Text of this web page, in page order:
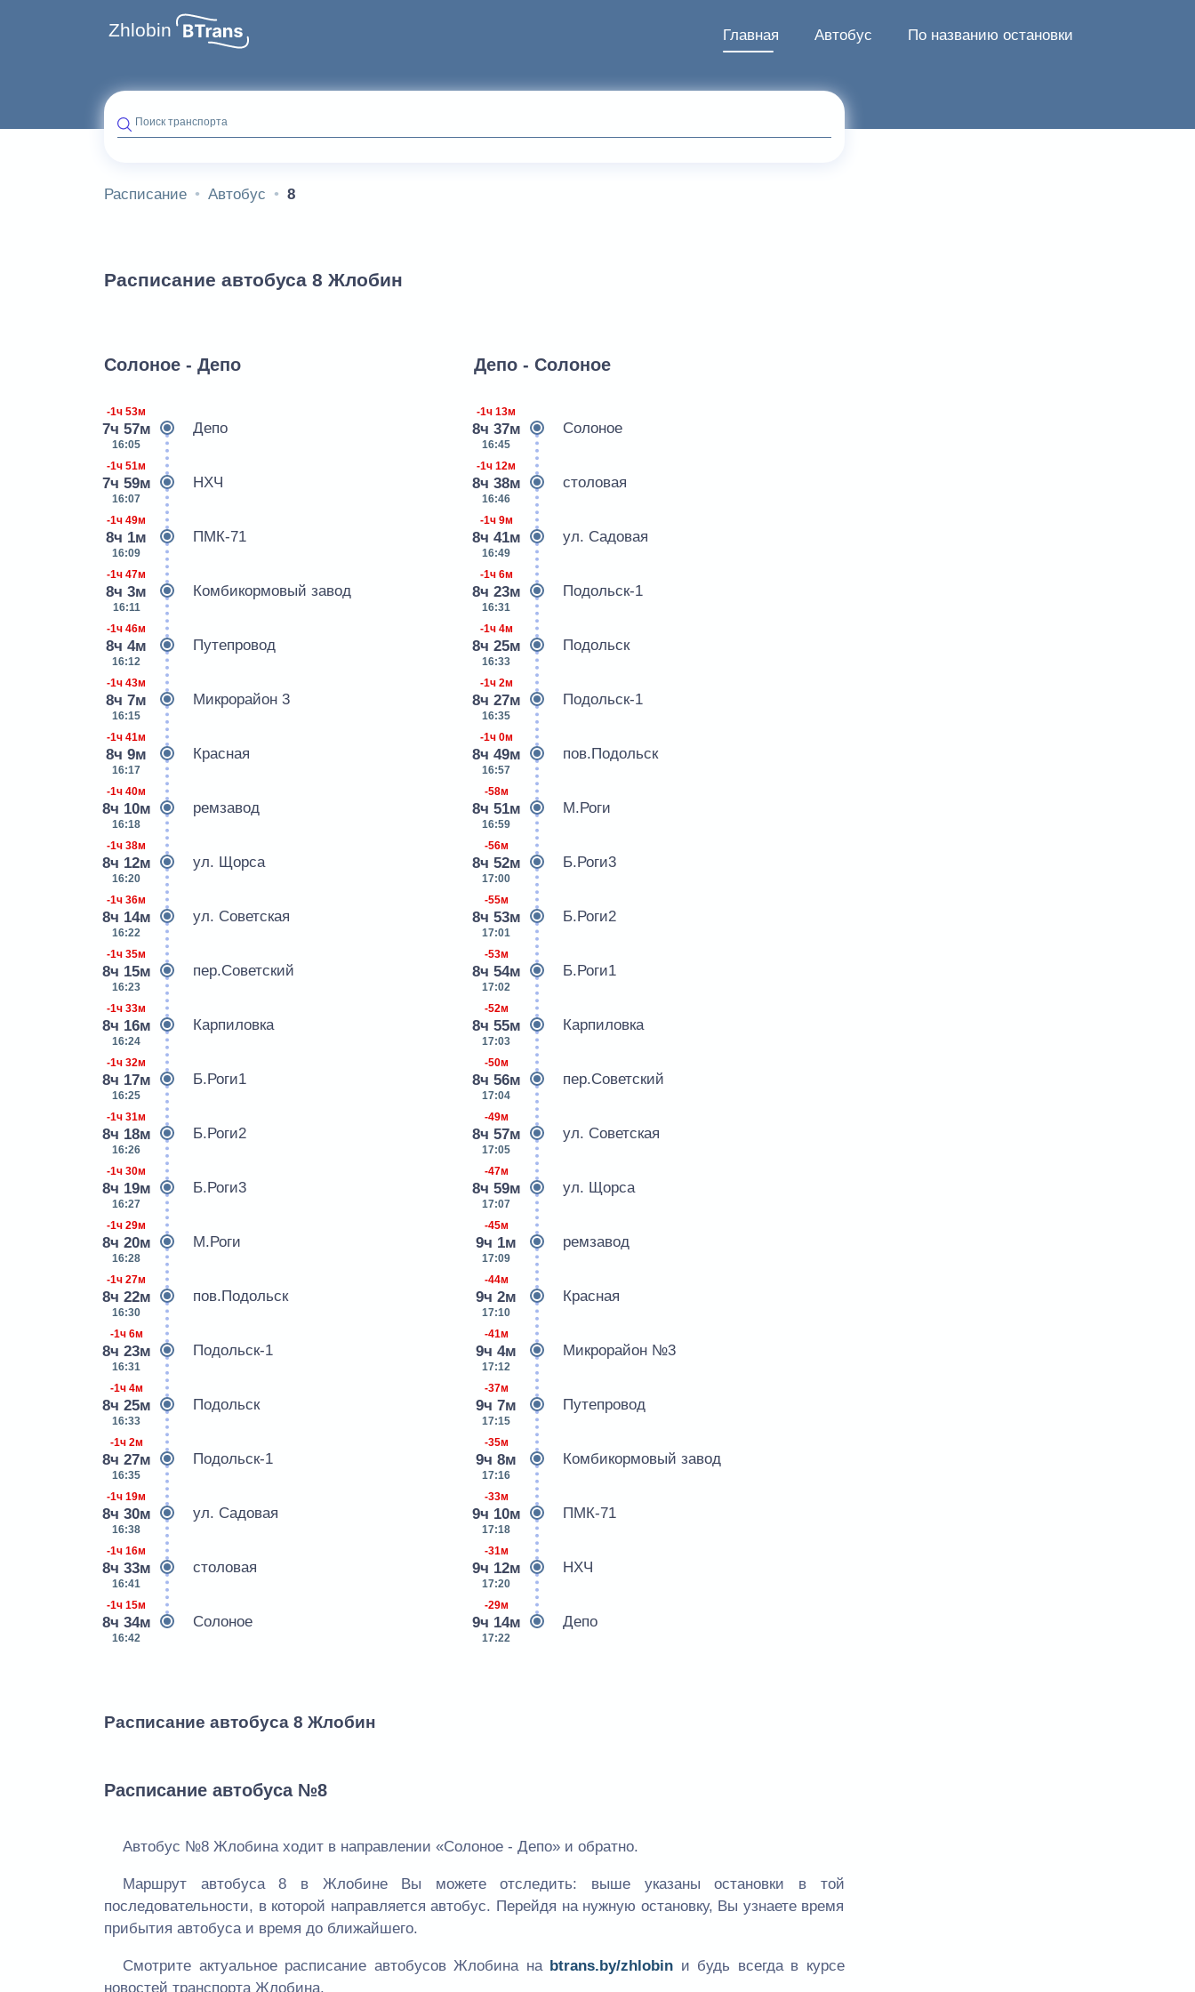
Zhlobin Главная Автобус По названию остановки
Поиск транспорта
Расписание Автобус 8
Расписание автобуса 8 Жлобин
Солоное - Депо
-1ч 53м
7ч 57м
16:05
Депо
-1ч 51м
7ч 59м
16:07
НХЧ
-1ч 49м
8ч 1м
16:09
ПМК-71
-1ч 47м
8ч 3м
16:11
Комбикормовый завод
-1ч 46м
8ч 4м
16:12
Путепровод
-1ч 43м
8ч 7м
16:15
Микрорайон 3
-1ч 41м
8ч 9м
16:17
Красная
-1ч 40м
8ч 10м
16:18
ремзавод
-1ч 38м
8ч 12м
16:20
ул. Щорса
-1ч 36м
8ч 14м
16:22
ул. Советская
-1ч 35м
8ч 15м
16:23
пер.Советский
-1ч 33м
8ч 16м
16:24
Карпиловка
-1ч 32м
8ч 17м
16:25
Б.Роги1
-1ч 31м
8ч 18м
16:26
Б.Роги2
-1ч 30м
8ч 19м
16:27
Б.Роги3
-1ч 29м
8ч 20м
16:28
М.Роги
-1ч 27м
8ч 22м
16:30
пов.Подольск
-1ч 6м
8ч 23м
16:31
Подольск-1
-1ч 4м
8ч 25м
16:33
Подольск
-1ч 2м
8ч 27м
16:35
Подольск-1
-1ч 19м
8ч 30м
16:38
ул. Садовая
-1ч 16м
8ч 33м
16:41
столовая
-1ч 15м
8ч 34м
16:42
Солоное
Депо - Солоное
-1ч 13м
8ч 37м
16:45
Солоное
-1ч 12м
8ч 38м
16:46
столовая
-1ч 9м
8ч 41м
16:49
ул. Садовая
-1ч 6м
8ч 23м
16:31
Подольск-1
-1ч 4м
8ч 25м
16:33
Подольск
-1ч 2м
8ч 27м
16:35
Подольск-1
-1ч 0м
8ч 49м
16:57
пов.Подольск
-58м
8ч 51м
16:59
М.Роги
-56м
8ч 52м
17:00
Б.Роги3
-55м
8ч 53м
17:01
Б.Роги2
-53м
8ч 54м
17:02
Б.Роги1
-52м
8ч 55м
17:03
Карпиловка
-50м
8ч 56м
17:04
пер.Советский
-49м
8ч 57м
17:05
ул. Советская
-47м
8ч 59м
17:07
ул. Щорса
-45м
9ч 1м
17:09
ремзавод
-44м
9ч 2м
17:10
Красная
-41м
9ч 4м
17:12
Микрорайон №3
-37м
9ч 7м
17:15
Путепровод
-35м
9ч 8м
17:16
Комбикормовый завод
-33м
9ч 10м
17:18
ПМК-71
-31м
9ч 12м
17:20
НХЧ
-29м
9ч 14м
17:22
Депо
Расписание автобуса 8 Жлобин
Расписание автобуса №8
Автобус №8 Жлобина ходит в направлении «Солоное - Депо» и обратно.
Маршрут автобуса 8 в Жлобине Вы можете отследить: выше указаны остановки в той
последовательности, в которой направляется автобус. Перейдя на нужную остановку, Вы узнаете время
прибытия автобуса и время до ближайшего.
Смотрите актуальное расписание автобусов Жлобина на btrans.by/zhlobin и будь всегда в курсе
новостей транспорта Жлобина.